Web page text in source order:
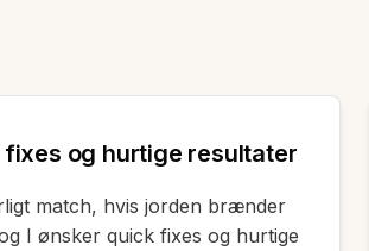
fixes og hurtige resultater
match, hvis jorden brænder
I ønsker quick fixes og hurtige